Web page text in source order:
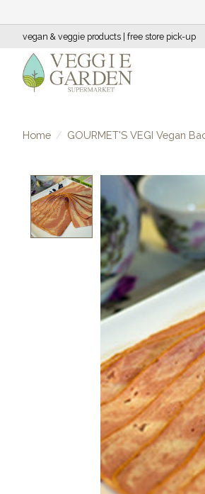
vegan & veggie products | free store pick-up
Home / GOURMET'S VEGI Vegan
Product image